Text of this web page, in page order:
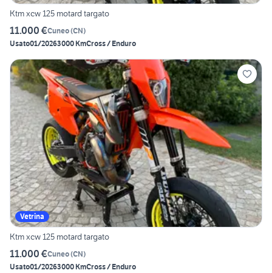
Ktm xcw 125 motard targato
11.000 €Cuneo(CN)
Usato01/20263000 KmCross / Enduro
Vetrina
Ktm xcw 125 motard targato
11.000 €Cuneo(CN)
Usato01/20263000 KmCross / Enduro